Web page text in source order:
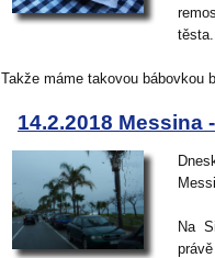
těsta.
Takže máme takovou bábovkou
14.2.2018 Messina
Na